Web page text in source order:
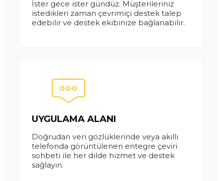
İster gece ister gündüz. Müşterileriniz
istedikleri zaman çevrimiçi destek talep
edebilir ve destek ekibinize bağlanabilir.
UYGULAMA ALANI
Doğrudan veri gözlüklerinde veya akıllı
telefonda görüntülenen entegre çeviri
sohbeti ile her dilde hizmet ve destek
sağlayın.